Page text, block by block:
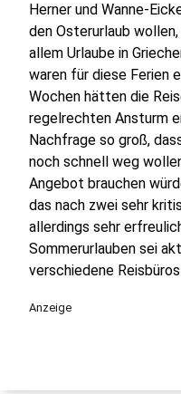
Herner und Wanne-
den Osterurlaub
allem Urlaube in
waren für diese Ferien
Wochen hätten die
regelrechten Ansturm
Nachfrage so groß,
noch schnell weg
Angebot brauchen
das nach zwei sehr
allerdings sehr
Sommerurlauben sei
verschiedene
Anzeige